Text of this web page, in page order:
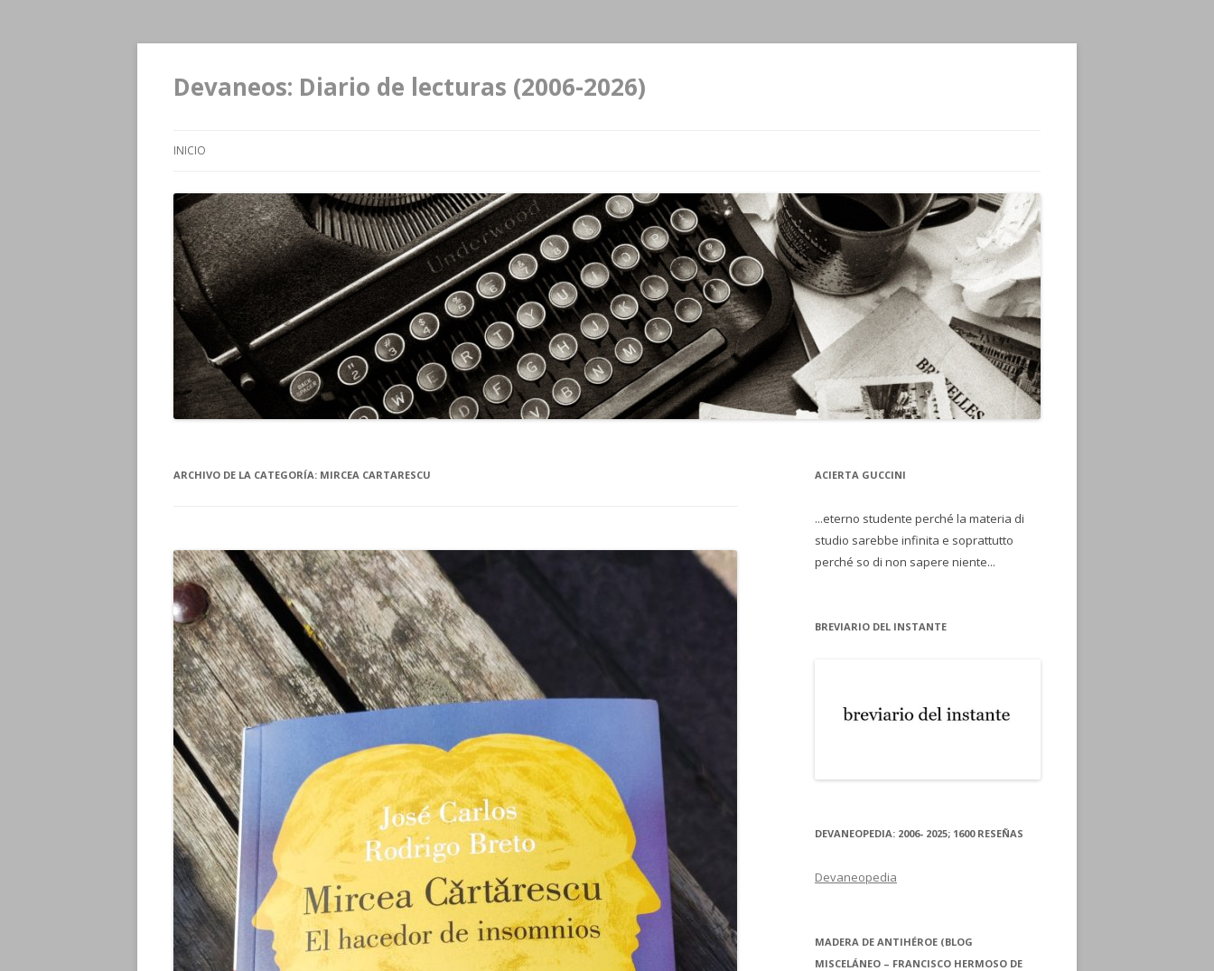
Devaneos: Diario de lecturas (2006-2026)
INICIO
ARCHIVO DE LA CATEGORÍA: MIRCEA CARTARESCU ACIERTA GUCCINI
...eterno studente perché la materia di
studio sarebbe infinita e soprattutto
perché so di non sapere niente...
BREVIARIO DEL INSTANTE
DEVANEOPEDIA: 2006- 2025; 1600 RESEÑAS
Devaneopedia
MADERA DE ANTIHÉROE (BLOG
MISCELÁNEO – FRANCISCO HERMOSO DE